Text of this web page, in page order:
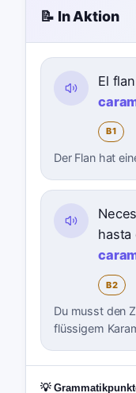
📝 In Aktion
El
B1
Der Flan hat
B2
Du musst den
flüssigem
💡